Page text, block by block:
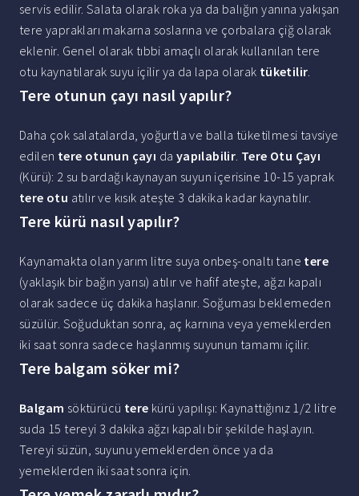
servis edilir. Salata olarak roka ya da balığın yanına yakışan
tere yaprakları makarna soslarına ve çorbalara çiğ olarak
eklenir. Genel olarak tıbbi amaçlı olarak kullanılan tere
otu kaynatılarak suyu içilir ya da lapa olarak tüketilir.
Tere otunun çayı nasıl yapılır?
Daha çok salatalarda, yoğurtla ve balla tüketilmesi tavsiye
edilen tere otunun çayı da yapılabilir. Tere Otu Çayı
(Kürü): 2 su bardağı kaynayan suyun içerisine 10-15 yaprak
tere otu atılır ve kısık ateşte 3 dakika kadar kaynatılır.
Tere kürü nasıl yapılır?
Kaynamakta olan yarım litre suya onbeş-onaltı tane tere
(yaklaşık bir bağın yarısı) atılır ve hafif ateşte, ağzı kapalı
olarak sadece üç dakika haşlanır. Soğuması beklemeden
süzülür. Soğuduktan sonra, aç karnına veya yemeklerden
iki saat sonra sadece haşlanmış suyunun tamamı içilir.
Tere balgam söker mi?
Balgam söktürücü tere kürü yapılışı: Kaynattığınız 1/2 litre
suda 15 tereyi 3 dakika ağzı kapalı bir şekilde haşlayın.
Tereyi süzün, suyunu yemeklerden önce ya da
yemeklerden iki saat sonra için.